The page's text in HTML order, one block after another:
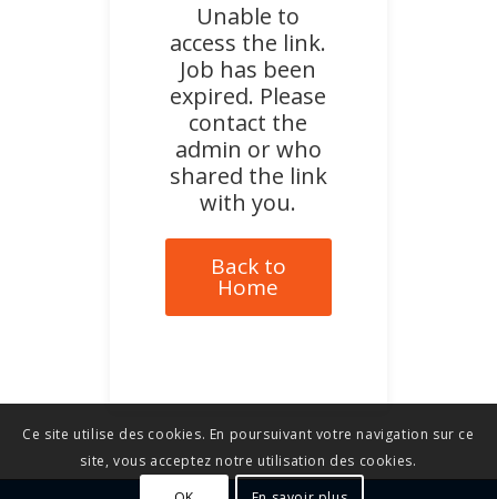
Unable to
access the link.
Job has been
expired. Please
contact the
admin or who
shared the link
with you.
Back to
Home
Ce site utilise des cookies. En poursuivant votre navigation sur ce
site, vous acceptez notre utilisation des cookies.